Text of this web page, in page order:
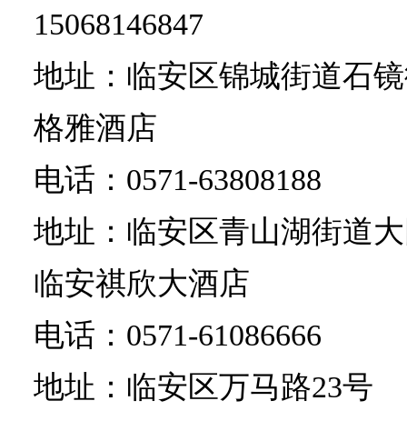
15068146847
地址：临安区锦城街道石
格雅酒店
电话：0571-63808188
地址：临安区青山湖街道
临安祺欣大酒店
电话：0571-61086666
地址：临安区万马路23号